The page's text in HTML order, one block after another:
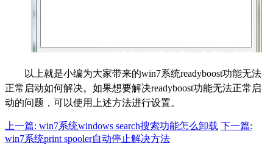
以上就是小编为大家带来的win7系统readyboost功能无法
正常启动如何解决。如果想要解决readyboost功能无法正常启
动的问题，可以使用上述方法进行设置。
上一篇: win7系统windows search搜索功能怎么卸载 下一篇:
win7系统print spooler自动停止解决方法